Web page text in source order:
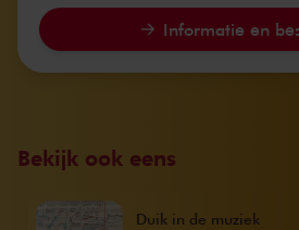
Informatie en
Bekijk ook eens
Duik in de muziek